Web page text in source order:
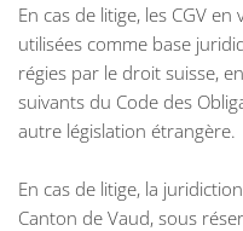
En cas de litige, les CGV
utilisées comme base
régies par le droit suisse,
suivants du Code des
autre législation étrangère.
En cas de litige, la
Canton de Vaud, sous